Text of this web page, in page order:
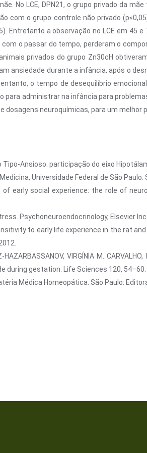
No LCE, DPN21, o grupo privado da
com o grupo controle não privado
Entretanto a observação no LCE em 45
o passar do tempo, perderam o
privados do grupo Zn30cH
ansiedade durante a infância, após o
o tempo de desequilíbrio
administrar na infância para
neuroquímicas, para um melhor
Tipo-Ansioso: participação do eixo
Universidade Federal de São Paulo.
of early social experience: the role of
Psychoneuroendocrinology, Elsevier Inc.,
to early life experience in the rat
HAZARBASSANOV, VIRGÍNIA M.
gestation. Life Sciences 120, 54–60.
Médica Homeopática. São Paulo: